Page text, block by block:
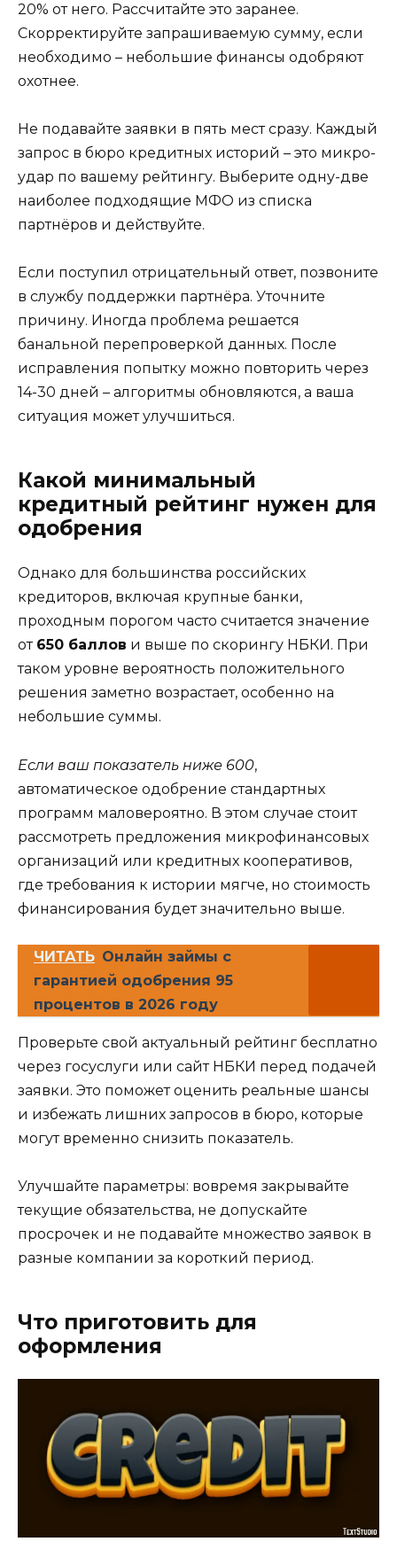
20% от него. Рассчитайте это заранее.
Скорректируйте запрашиваемую сумму, если
необходимо – небольшие финансы одобряют
охотнее.
Не подавайте заявки в пять мест сразу. Каждый
запрос в бюро кредитных историй – это микро-
удар по вашему рейтингу. Выберите одну-две
наиболее подходящие МФО из списка
партнёров и действуйте.
Если поступил отрицательный ответ, позвоните
в службу поддержки партнёра. Уточните
причину. Иногда проблема решается
банальной перепроверкой данных. После
исправления попытку можно повторить через
14-30 дней – алгоритмы обновляются, а ваша
ситуация может улучшиться.
Какой минимальный
кредитный рейтинг нужен для
одобрения
Однако для большинства российских
кредиторов, включая крупные банки,
проходным порогом часто считается значение
от 650 баллов и выше по скорингу НБКИ. При
таком уровне вероятность положительного
решения заметно возрастает, особенно на
небольшие суммы.
Если ваш показатель ниже 600,
автоматическое одобрение стандартных
программ маловероятно. В этом случае стоит
рассмотреть предложения микрофинансовых
организаций или кредитных кооперативов,
где требования к истории мягче, но стоимость
финансирования будет значительно выше.
ЧИТАТЬ Онлайн займы с
гарантией одобрения 95
процентов в 2026 году
Проверьте свой актуальный рейтинг бесплатно
через госуслуги или сайт НБКИ перед подачей
заявки. Это поможет оценить реальные шансы
и избежать лишних запросов в бюро, которые
могут временно снизить показатель.
Улучшайте параметры: вовремя закрывайте
текущие обязательства, не допускайте
просрочек и не подавайте множество заявок в
разные компании за короткий период.
Что приготовить для
оформления